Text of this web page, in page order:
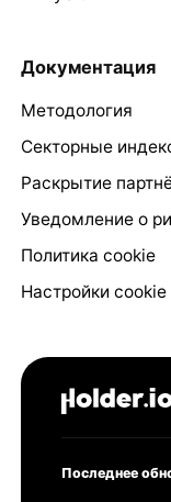
Документация
Методология
Секторные
Раскрытие
Уведомление о
Политика cookie
Настройки cookie
Последнее